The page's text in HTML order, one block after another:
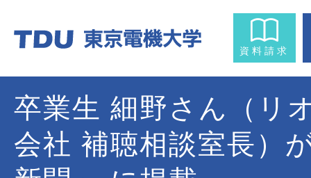
資料請求
卒業生 細野さん（リ
会社 補聴相談室長）